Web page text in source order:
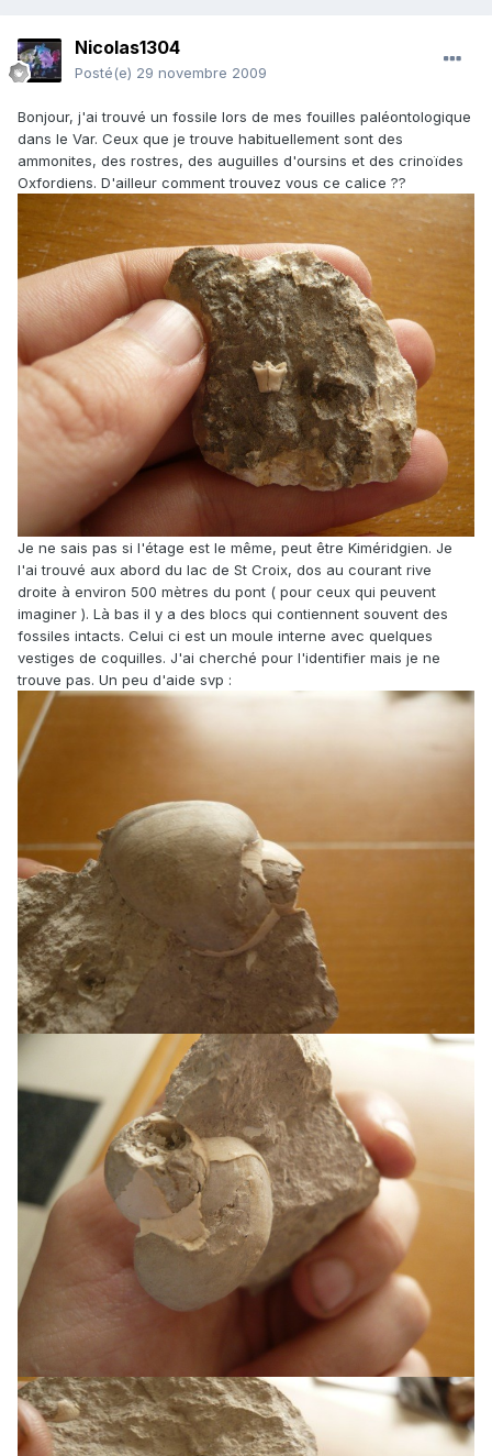
Nicolas1304
Posté(e) 29 novembre 2009
Bonjour, j'ai trouvé un fossile lors de mes fouilles paléontologique
dans le Var. Ceux que je trouve habituellement sont des
ammonites, des rostres, des auguilles d'oursins et des crinoïdes
Oxfordiens. D'ailleur comment trouvez vous ce calice ??
Je ne sais pas si l'étage est le même, peut être Kiméridgien. Je
l'ai trouvé aux abord du lac de St Croix, dos au courant rive
droite à environ 500 mètres du pont ( pour ceux qui peuvent
imaginer ). Là bas il y a des blocs qui contiennent souvent des
fossiles intacts. Celui ci est un moule interne avec quelques
vestiges de coquilles. J'ai cherché pour l'identifier mais je ne
trouve pas. Un peu d'aide svp :